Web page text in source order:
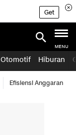
Get
MENU
Otomotif Hiburan
Efisiensi Anggaran